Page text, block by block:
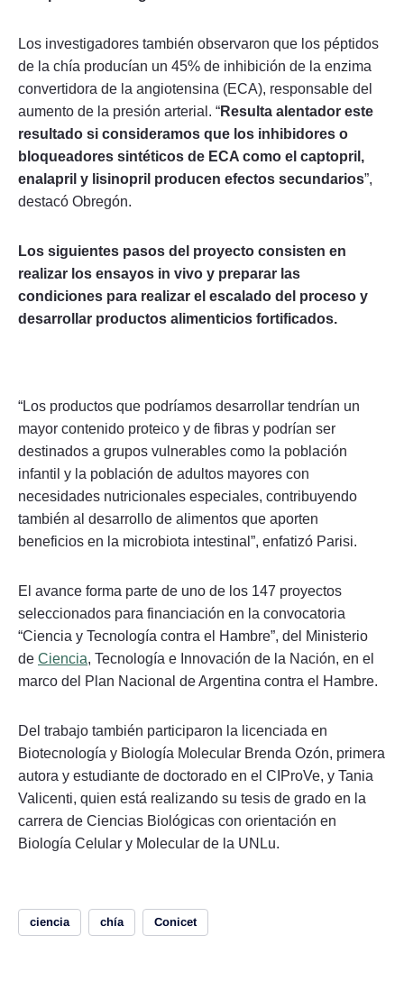
Los investigadores también observaron que los péptidos
de la chía producían un 45% de inhibición de la enzima
convertidora de la angiotensina (ECA), responsable del
aumento de la presión arterial. “Resulta alentador este
resultado si consideramos que los inhibidores o
bloqueadores sintéticos de ECA como el captopril,
enalapril y lisinopril producen efectos secundarios”,
destacó Obregón.
Los siguientes pasos del proyecto consisten en
realizar los ensayos in vivo y preparar las
condiciones para realizar el escalado del proceso y
desarrollar productos alimenticios fortificados.
“Los productos que podríamos desarrollar tendrían un
mayor contenido proteico y de fibras y podrían ser
destinados a grupos vulnerables como la población
infantil y la población de adultos mayores con
necesidades nutricionales especiales, contribuyendo
también al desarrollo de alimentos que aporten
beneficios en la microbiota intestinal”, enfatizó Parisi.
El avance forma parte de uno de los 147 proyectos
seleccionados para financiación en la convocatoria
“Ciencia y Tecnología contra el Hambre”, del Ministerio
de Ciencia, Tecnología e Innovación de la Nación, en el
marco del Plan Nacional de Argentina contra el Hambre.
Del trabajo también participaron la licenciada en
Biotecnología y Biología Molecular Brenda Ozón, primera
autora y estudiante de doctorado en el CIProVe, y Tania
Valicenti, quien está realizando su tesis de grado en la
carrera de Ciencias Biológicas con orientación en
Biología Celular y Molecular de la UNLu.
ciencia chía Conicet